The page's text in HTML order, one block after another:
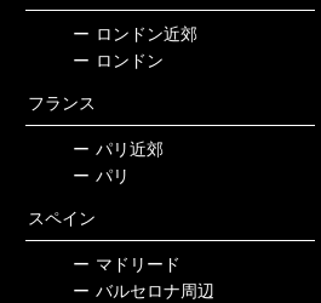
ー ロンドン近郊
ー ロンドン
フランス
ー パリ近郊
ー パリ
スペイン
ー マドリード
ー バルセロナ周辺